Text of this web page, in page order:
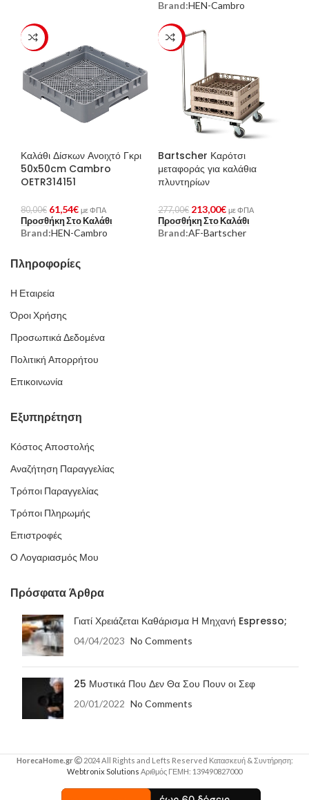
Brand:HEN-Cambro
-23%
Καλάθι Δίσκων Ανοιχτό Γκρι
50x50cm Cambro
OETR314151
80,00€ 61,54€ με ΦΠΑ
Προσθήκη Στο Καλάθι
Brand:HEN-Cambro
-23%
Bartscher Καρότσι
μεταφοράς για καλάθια
πλυντηρίων
277,00€ 213,00€ με ΦΠΑ
Προσθήκη Στο Καλάθι
Brand:AF-Bartscher
Πληροφορίες
Η Εταιρεία
Όροι Χρήσης
Προσωπικά Δεδομένα
Πολιτική Απορρήτου
Επικοινωνία
Εξυπηρέτηση
Κόστος Αποστολής
Αναζήτηση Παραγγελίας
Τρόποι Παραγγελίας
Τρόποι Πληρωμής
Επιστροφές
Ο Λογαριασμός Μου
Πρόσφατα Άρθρα
Γιατί Χρειάζεται Καθάρισμα Η Μηχανή Espresso;
04/04/2023 No Comments
25 Μυστικά Που Δεν Θα Σου Πουν οι Σεφ
20/01/2022 No Comments
HorecaHome.gr
2024 All Rights and Lefts Reserved Κατασκευή & Συντήρηση:
Webtronix Solutions Αριθμός ΓΕΜΗ: 139490827000